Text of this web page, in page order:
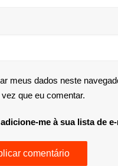
meus dados neste
que eu comentar.
me à sua lista de